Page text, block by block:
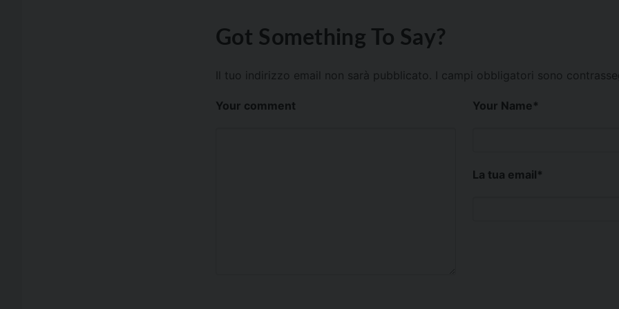
Got Something To Say?
Il tuo indirizzo email non sarà pubblicato. I campi obbligatori sono
Your comment Your Name*
La tua email*